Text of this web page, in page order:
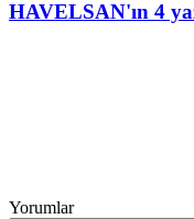
HAVELSAN'ın 4
Yorumlar